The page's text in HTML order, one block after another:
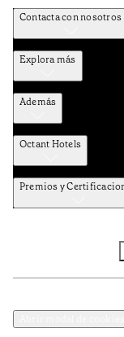
Contacta con nosotros
Explora más
Además
Octant Hotels
Premios y